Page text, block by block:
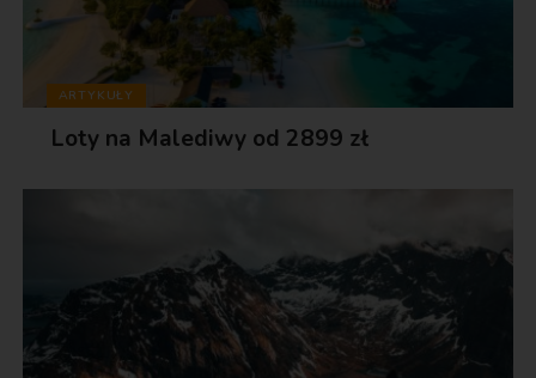
ARTYKUŁY
Loty na Malediwy od 2899 zł